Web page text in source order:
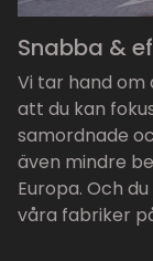
Snabba &
Vi tar hand om
att du kan
samordnade
även mindre
Europa. Och
våra fabriker